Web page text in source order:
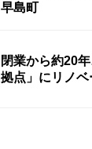
早島町
閉業から約20
拠点」にリノ